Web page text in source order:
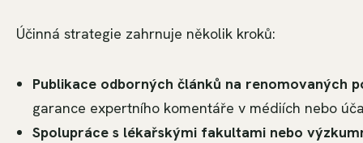
Účinná strategie zahrnuje několik kroků:
Publikace odborných článků na renomovaných
garance expertního komentáře v médiích nebo
Spolupráce s lékařskými fakultami nebo